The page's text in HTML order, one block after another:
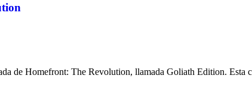
de Homefront: The Revolution, llamada Goliath Edition. Esta